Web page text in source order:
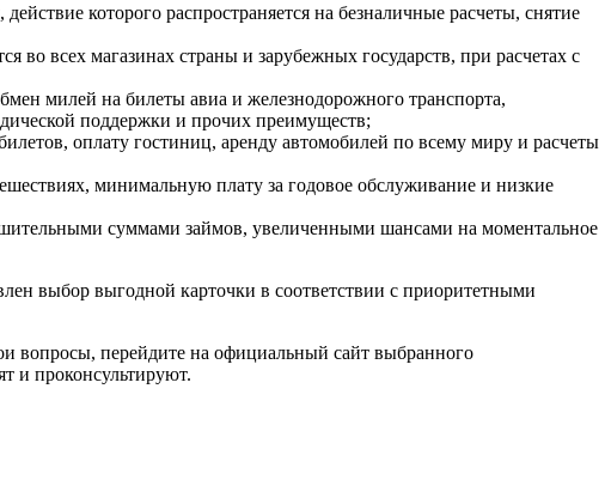
которого распространяется на безналичные расчеты, снятие
во всех магазинах страны и зарубежных государств, при расчетах с
милей на билеты авиа и железнодорожного транспорта,
поддержки и прочих преимуществ;
оплату гостиниц, аренду автомобилей по всему миру и расчеты
минимальную плату за годовое обслуживание и низкие
суммами займов, увеличенными шансами на моментальное
выбор выгодной карточки в соответствии с приоритетными
вопросы, перейдите на официальный сайт выбранного
и проконсультируют.